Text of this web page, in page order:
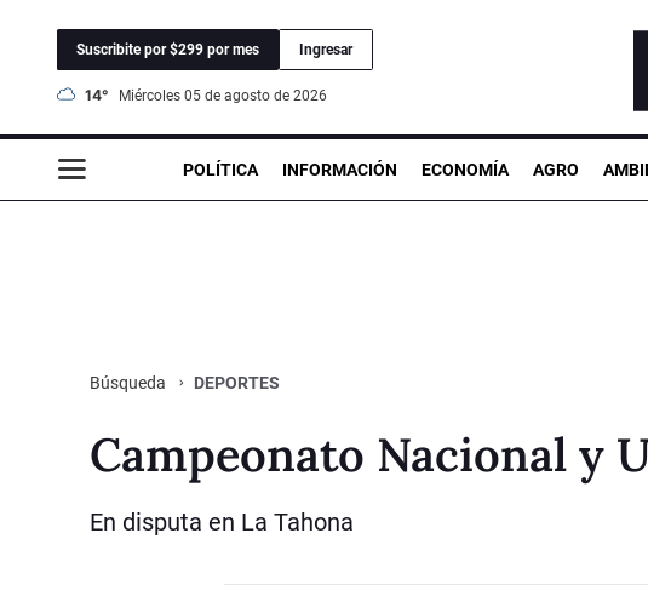
Suscribite por $299 por mes Ingresar
14° miércoles 05 de agosto de 2026
POLÍTICA INFORMACIÓN ECONOMÍA AGRO
Búsqueda DEPORTES
Campeonato Nacional y
En disputa en La Tahona